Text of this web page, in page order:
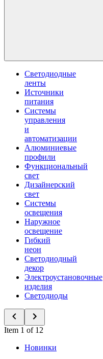
Светодиодные
ленты
Источники
питания
Системы
управления
и
автоматизации
Алюминиевые
профили
Функциональный
свет
Дизайнерский
свет
Системы
освещения
Наружное
освещение
Гибкий
неон
Светодиодный
декор
Электроустановочные
изделия
Светодиоды
Item 1 of 12
Новинки